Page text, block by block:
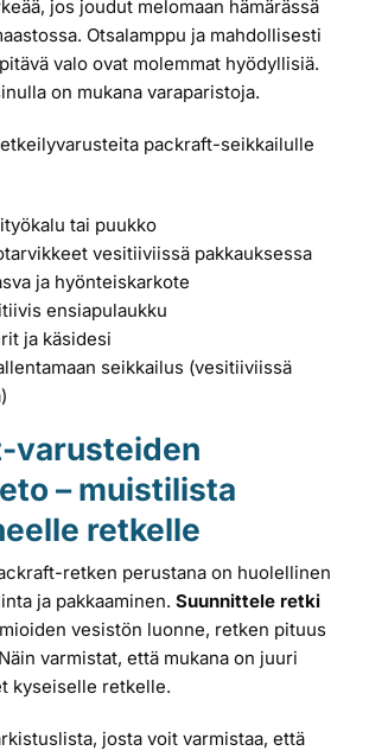
jos joudut melomaan hämärässä
Otsalamppu ja mahdollisesti
valo ovat molemmat hyödyllisiä.
on mukana varaparistoja.
packraft-seikkailulle
tai puukko
vesitiiviissä pakkauksessa
ja hyönteiskarkote
ensiapulaukku
ja käsidesi
seikkailus (vesitiiviissä
varusteiden
– muistilista
retkelle
retken perustana on huolellinen
ja pakkaaminen. Suunnittele retki
vesistön luonne, retken pituus
varmistat, että mukana on juuri
kyseiselle retkelle.
josta voit varmistaa, että